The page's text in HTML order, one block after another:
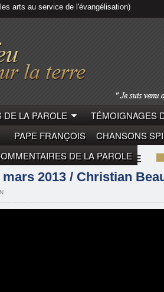
arts au service de l'évangélisation)
DE LA PAROLE TÉMOIGNAGES
PAPE FRANÇOIS CHANSONS
DE LA PAROLE
DE LA PAROLE
2013 / Christian